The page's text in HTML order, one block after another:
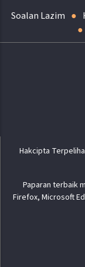
Soalan Lazim
Hakcipta
Paparan terbaik
Firefox, Microsoft